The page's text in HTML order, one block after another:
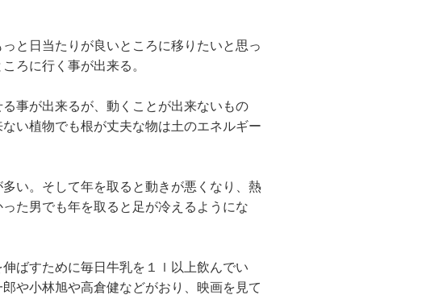
と日当たりが良いところに移りたいと思っ
ろに行く事が出来る。
事が出来るが、動くことが出来ないもの
い植物でも根が丈夫な物は土のエネルギー
い。そして年を取ると動きが悪くなり、熱
た男でも年を取ると足が冷えるようにな
ばすために毎日牛乳を１ｌ以上飲んでい
や小林旭や高倉健などがおり、映画を見て